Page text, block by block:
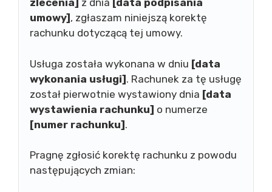
zlecenia] z dnia [data podpisania
umowy] , zgłaszam niniejszą korektę
rachunku dotyczącą tej umowy.
Usługa została wykonana w dniu [data
wykonania usługi]. Rachunek za tę usługę
został pierwotnie wystawiony dnia [data
wystawienia rachunku] o numerze
[numer rachunku].
Pragnę zgłosić korektę rachunku z powodu
następujących zmian: